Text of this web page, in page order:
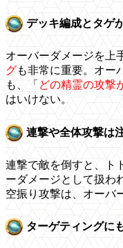
デッキ編成とタゲ
オーバーダメージを上
グも非常に重要。オー
も、「 どの精霊の攻撃
はいけない。
連撃や全体攻撃は
連撃で敵を倒すと、ト
ーダメージとして扱わ
空振り攻撃は、オーバ
ターゲティングに